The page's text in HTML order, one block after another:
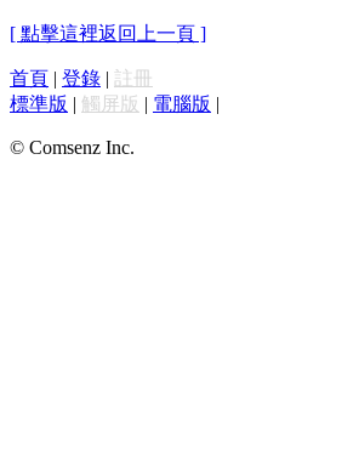
[ 點擊這裡返回上一頁 ]
首頁 | 登錄 | 註冊
標準版 | 觸屏版 | 電腦版 |
© Comsenz Inc.